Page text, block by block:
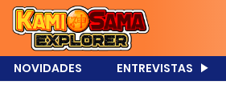
NOVIDADES ENTREVISTAS